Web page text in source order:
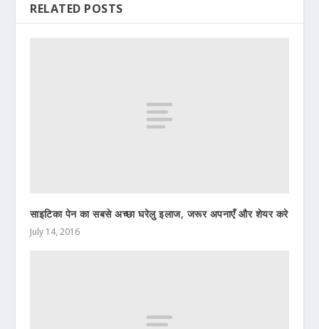
RELATED POSTS
साइटिका पेन का सबसे अच्छा घरेलु इलाज, जरूर अपनाएँ और शेयर करे
July 14, 2016